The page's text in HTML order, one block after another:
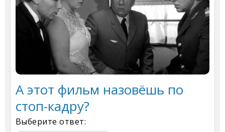
А этот фильм назовёшь по
стоп-кадру?
Выберите ответ: